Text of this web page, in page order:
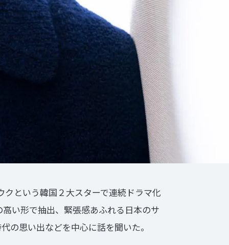
という韓国２大スターで連続ドラマ化
い形で抽出、緊張感あふれる日本のサ
の思い出などを中心に話を聞いた。